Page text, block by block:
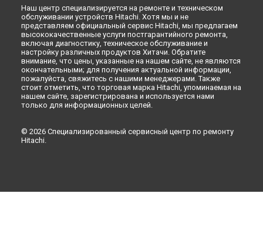
Ремонт холодильника R-V910PUC1KSLS Hitachi вРязани
Ремонт холодильника R-V910PUC1KSLS Hitachi в Астрахани
Ремонт холодильника R-V910PUC1KSLS Hitachi в
Набережных Челнах
Ремонт холодильника R-V910PUC1KSLS Hitachi вЛипецке
Наш центр специализируется на ремонте и техническом
обслуживании устройств Hitachi. Хотя мы и не
представляем официальный сервис Hitachi, мы предлагаем
высококачественные услуги постгарантийного ремонта,
включая диагностику, техническое обслуживание и
настройку различных продуктов Хитачи. Обратите
внимание, что цены, указанные на нашем сайте, не являются
окончательными; для получения актуальной информации,
пожалуйста, свяжитесь с нашими менеджерами. Также
стоит отметить, что торговая марка Hitachi, упоминаемая на
нашем сайте, зарегистрирована и используется нами
только для информационных целей.
© 2026 Специализированный сервисный центр по ремонту
Hitachi.